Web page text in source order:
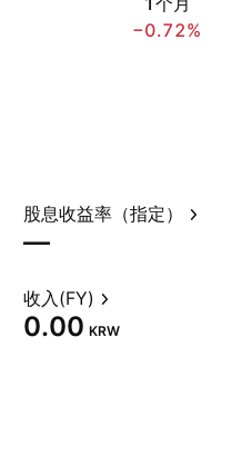
−0.72%
股息收益率（指定）
—
收入(FY)
0.00 KRW